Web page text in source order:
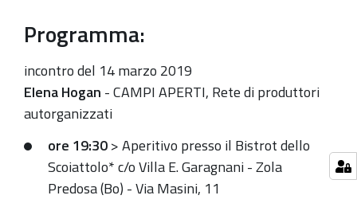
Edvige
Garagnani
2019-
03-
14T19:30:00+01:00
2019-
14T22:30:00+01:00
Programma:
incontro del 14 marzo 2019
Elena Hogan - CAMPI APERTI, Rete di produttori
autorganizzati
ore 19:30> Aperitivo presso il Bistrot dello
Scoiattolo* c/o Villa E. Garagnani - Zola
Predosa (Bo) - Via Masini, 11